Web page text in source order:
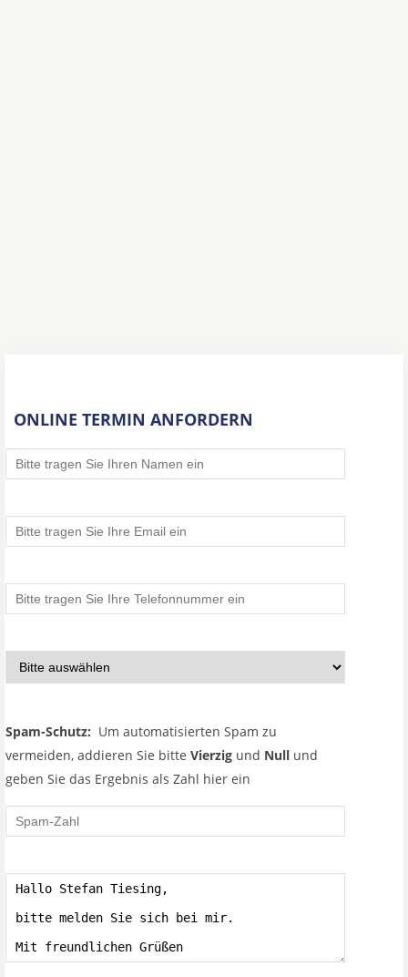
ONLINE TERMIN ANFORDERN
Spam-Schutz: Um automatisierten Spam zu
vermeiden, addieren Sie bitte Vierzig und Null und
geben Sie das Ergebnis als Zahl hier ein